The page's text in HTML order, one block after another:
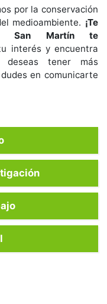
por la conservación
medioambiente. ¡Te
San Martín te
interés y encuentra
tener más
en comunicarte